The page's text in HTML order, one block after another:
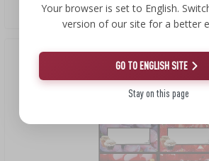
11,39 PLN/szt.
Your browser is set to English.
version of our site for a better
GO TO ENGLISH SITE
Stay on this page